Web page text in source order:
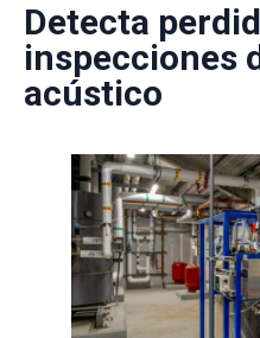
Detecta
inspecciones
acústico